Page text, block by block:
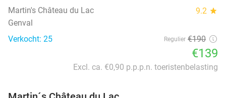
Martin's Château du Lac 9.2 star
Genval
Verkocht: 25
Regulier €190
€139
Excl. ca. €0,90 p.p.p.n. toeristenbelasting